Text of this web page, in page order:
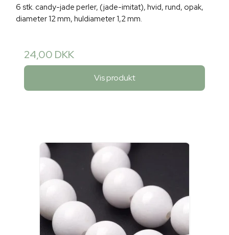
6 stk. candy-jade perler, (jade-imitat), hvid, rund, opak,
diameter 12 mm, huldiameter 1,2 mm.
24,00 DKK
Vis produkt